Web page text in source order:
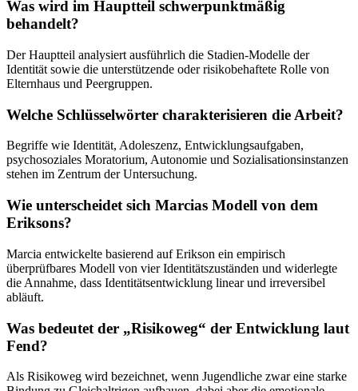
Was wird im Hauptteil schwerpunktmäßig
behandelt?
Der Hauptteil analysiert ausführlich die Stadien-Modelle der
Identität sowie die unterstützende oder risikobehaftete Rolle von
Elternhaus und Peergruppen.
Welche Schlüsselwörter charakterisieren die Arbeit?
Begriffe wie Identität, Adoleszenz, Entwicklungsaufgaben,
psychosoziales Moratorium, Autonomie und Sozialisationsinstanzen
stehen im Zentrum der Untersuchung.
Wie unterscheidet sich Marcias Modell von dem
Eriksons?
Marcia entwickelte basierend auf Erikson ein empirisch
überprüfbares Modell von vier Identitätszuständen und widerlegte
die Annahme, dass Identitätsentwicklung linear und irreversibel
abläuft.
Was bedeutet der „Risikoweg“ der Entwicklung laut
Fend?
Als Risikoweg wird bezeichnet, wenn Jugendliche zwar eine starke